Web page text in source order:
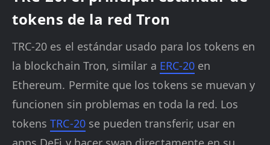
tokens de la red Tron
TRC-20 es el estándar usado para los tokens en
la blockchain Tron, similar a ERC-20en
Ethereum. Permite que los tokens se muevan y
funcionen sin problemas en toda la red. Los
tokensTRC-20se pueden transferir, usar en